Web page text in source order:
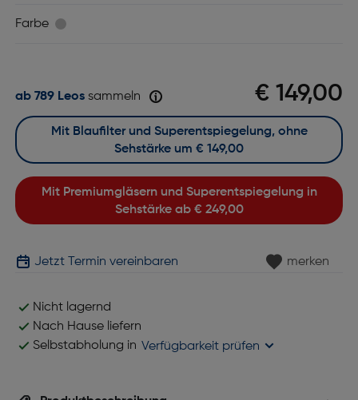
Farbe
€ 149,00
ab 789 Leossammeln
Mit Premiumgläsern und Superentspiegelung in
Sehstärke ab € 249,00
Mit Blaufilter und Superentspiegelung, ohne
Sehstärke um € 149,00
Jetzt Termin vereinbaren merken
Nicht lagernd
Nach Hause liefern
Selbstabholung in Verfügbarkeit prüfen